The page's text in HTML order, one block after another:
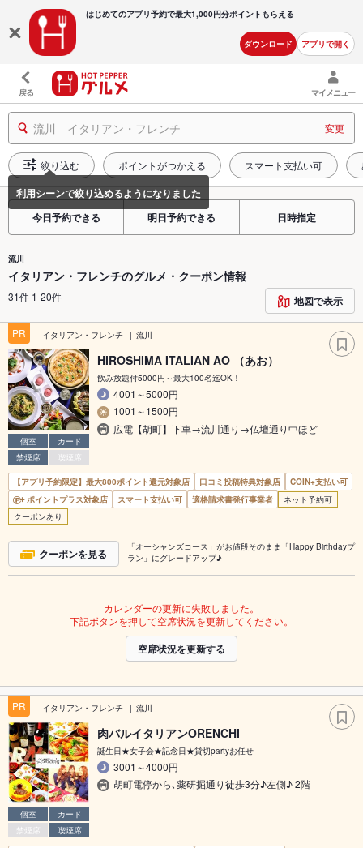
はじめてのアプリ予約で最大1,000円分ポイントもらえる
ダウンロード アプリで開く
戻る マイメニュー
流川 イタリアン・フレンチ 変更
絞り込む ポイントがつかえる スマート支払い可
今日予約できる 明日予約できる 日時指定
流川
イタリアン・フレンチのグルメ・クーポン情報
31件 1-20件 地図で表示
PR イタリアン・フレンチ 流川
個室
カード
禁煙席
喫煙席
HIROSHIMA ITALIAN AO （あお）
飲み放題付5000円～最大100名迄OK！
4001～5000円
1001～1500円
広電【胡町】下車→流川通り→仏壇通り中ほど
【アプリ予約限定】最大800ポイント還元対象店 口コミ投稿特典対象店
COIN+支払い可
ポイントプラス対象店
スマート支払い可 適格請求書発行事業者
ネット予約可
クーポンあり
クーポンを見る
「オーシャンズコース」がお値段そのまま「Happy Birthdayプ
ラン」にグレードアップ♪
カレンダーの更新に失敗しました。
下記ボタンを押して空席状況を更新してください。
空席状況を更新する
PR イタリアン・フレンチ 流川
個室
カード
禁煙席
喫煙席
肉バルイタリアンORENCHI
誕生日★女子会★記念日★貸切partyお任せ
3001～4000円
胡町電停から､薬研掘通り徒歩3分♪左側♪ 2階